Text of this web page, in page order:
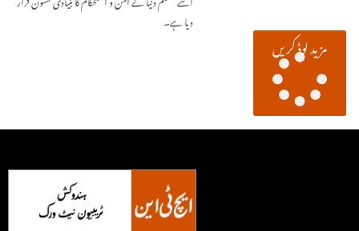
دیا ہے۔
مزید لوڈ کریں